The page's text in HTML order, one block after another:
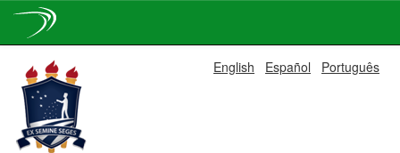
navigation
English Español Português